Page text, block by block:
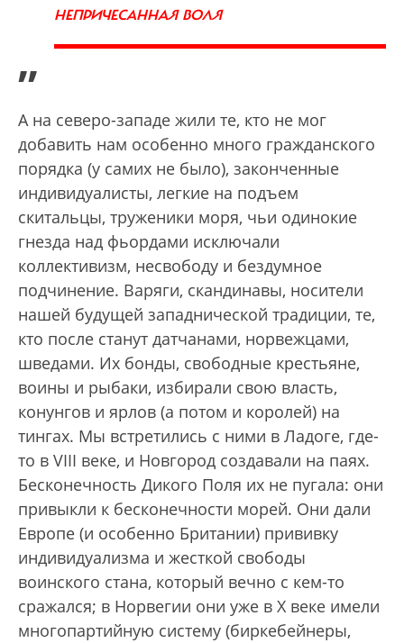
НЕПРИЧЕСАННАЯ ВОЛЯ
”
А на северо-западе жили те, кто не мог
добавить нам особенно много гражданского
порядка (у самих не было), законченные
индивидуалисты, легкие на подъем
скитальцы, труженики моря, чьи одинокие
гнезда над фьордами исключали
коллективизм, несвободу и бездумное
подчинение. Варяги, скандинавы, носители
нашей будущей западнической традиции, те,
кто после станут датчанами, норвежцами,
шведами. Их бонды, свободные крестьяне,
воины и рыбаки, избирали свою власть,
конунгов и ярлов (а потом и королей) на
тингах. Мы встретились с ними в Ладоге, где-
то в VIII веке, и Новгород создавали на паях.
Бесконечность Дикого Поля их не пугала: они
привыкли к бесконечности морей. Они дали
Европе (и особенно Британии) прививку
индивидуализма и жесткой свободы
воинского стана, который вечно с кем-то
сражался; в Норвегии они уже в X веке имели
многопартийную систему (биркебейнеры,